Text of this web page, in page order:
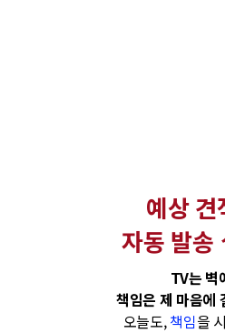
예상 견
자동 발송
TV는 벽
책임은 제 마음에
오늘도,책임을